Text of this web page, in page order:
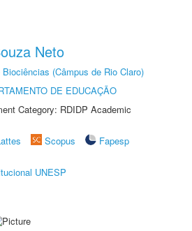
Neto
(Câmpus de Rio Claro)
DE EDUCAÇÃO
Category: RDIDP Academic
Scopus
Fapesp
UNESP